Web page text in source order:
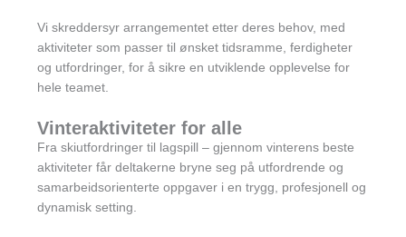
Vi skreddersyr arrangementet etter deres behov, med
aktiviteter som passer til ønsket tidsramme, ferdigheter
og utfordringer, for å sikre en utviklende opplevelse for
hele teamet.
Vinteraktiviteter for alle
Fra skiutfordringer til lagspill – gjennom vinterens beste
aktiviteter får deltakerne bryne seg på utfordrende og
samarbeidsorienterte oppgaver i en trygg, profesjonell og
dynamisk setting.